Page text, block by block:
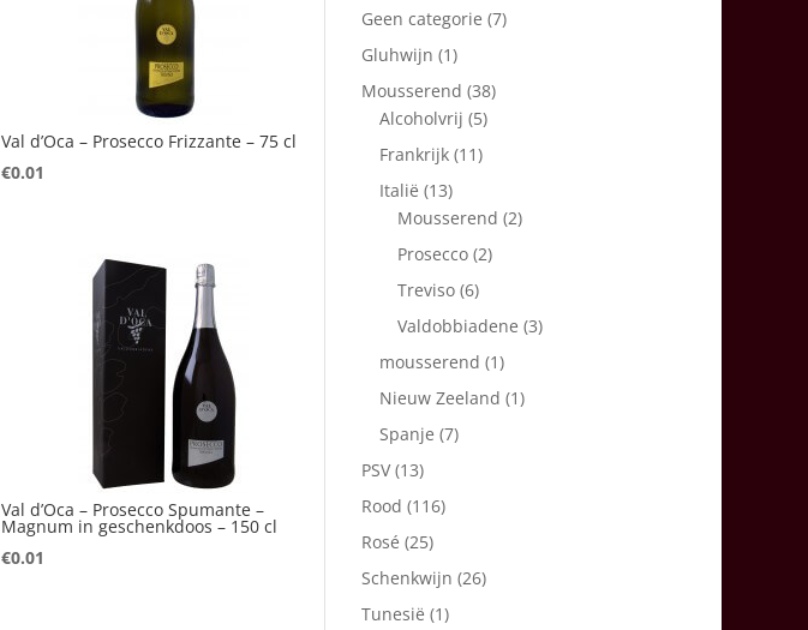
Val d’Oca – Prosecco Frizzante – 75 cl
€0.01
Val d’Oca – Prosecco Spumante –
Magnum in geschenkdoos – 150 cl
€0.01
Geen categorie (7)
Gluhwijn (1)
Mousserend (38)
Alcoholvrij (5)
Frankrijk (11)
Italië (13)
Mousserend (2)
Prosecco (2)
Treviso (6)
Valdobbiadene (3)
mousserend (1)
Nieuw Zeeland (1)
Spanje (7)
PSV (13)
Rood (116)
Rosé (25)
Schenkwijn (26)
Tunesië (1)